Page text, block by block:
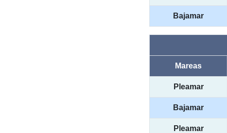
Bajamar
Mareas
Pleamar
Bajamar
Pleamar